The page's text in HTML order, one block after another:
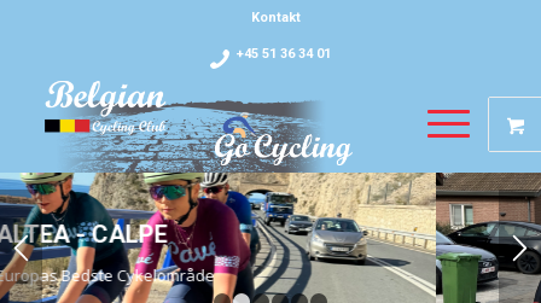
Kontakt
+45 51 36 34 01
FLANDERN RUNDT
Cykelsportens mest ikoniske klassikere